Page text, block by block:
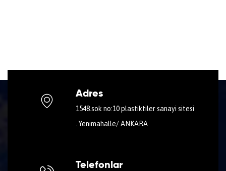
Adres
1548.sok no:10 plastiktiler sanayi sitesi
. Yenimahalle/ ANKARA
Telefonlar